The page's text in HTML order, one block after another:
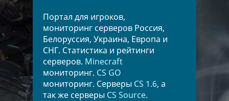
Портал для игроков,
мониторинг серверов Россия,
Белоруссия, Украина, Европа и
СНГ. Статистика и рейтинги
серверов. Minecraft
мониторинг. CS GO
мониторинг. Серверы CS 1.6, а
так же серверы CS Source.